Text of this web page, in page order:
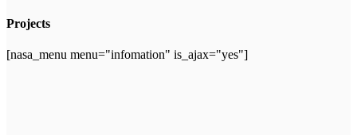
Projects
[nasa_menu menu="infomation" is_ajax="yes"]